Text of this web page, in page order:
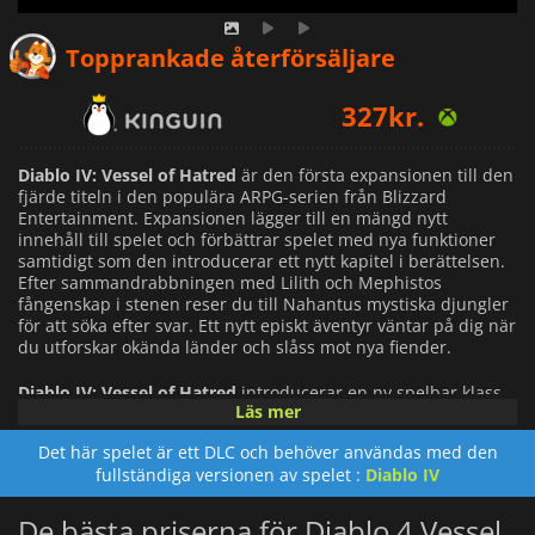
Topprankade återförsäljare
314kr.
327kr.
515kr.
Diablo IV: Vessel of Hatred är den första expansionen till den
fjärde titeln i den populära ARPG-serien från Blizzard
Entertainment. Expansionen lägger till en mängd nytt
innehåll till spelet och förbättrar spelet med nya funktioner
samtidigt som den introducerar ett nytt kapitel i berättelsen.
Efter sammandrabbningen med Lilith och Mephistos
fångenskap i stenen reser du till Nahantus mystiska djungler
för att söka efter svar. Ett nytt episkt äventyr väntar på dig när
du utforskar okända länder och slåss mot nya fiender.
Diablo IV: Vessel of Hatred introducerar en ny spelbar klass,
Spiritborn. Dessa modiga krigare omfamnar de eteriska
andarna som är sammanflätade med en forntida civilisation
som länge varit förlorad och vars hemligheter ligger i
djungelns djup. Expansionen lägger också till det nya
Mercenaries-systemet, som gör att du kan få hjälp av mäktiga
individer i din oändliga strävan mot ondskans krafter.
Läs mer
Det här spelet är ett DLC och behöver användas med den
fullständiga versionen av spelet : Diablo IV